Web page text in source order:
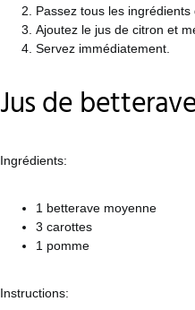
Passez tous les
Ajoutez le jus de citron et
Servez immédiatement.
Jus de
Ingrédients:
1 betterave moyenne
3 carottes
1 pomme
Instructions: